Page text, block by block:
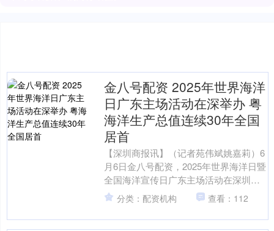
金八号配资 2025年世界海洋
日广东主场活动在深举办 粤
海洋生产总值连续30年全国
居首
【深圳商报讯】（记者苑伟斌姚嘉莉）6
月6日金八号配资，2025年世界海洋日暨
全国海洋宣传日广东主场活动在深圳人
才公园举行。 该活动由广东省自然资源
厅（省海洋局）....
分类：配资机构 查看：112